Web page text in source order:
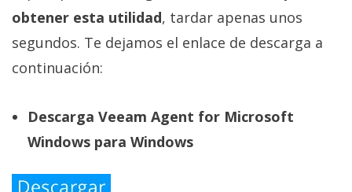
obtener esta utilidad, tardar apenas unos
segundos. Te dejamos el enlace de descarga a
continuación:
Descarga Veeam Agent for Microsoft
Windows para Windows